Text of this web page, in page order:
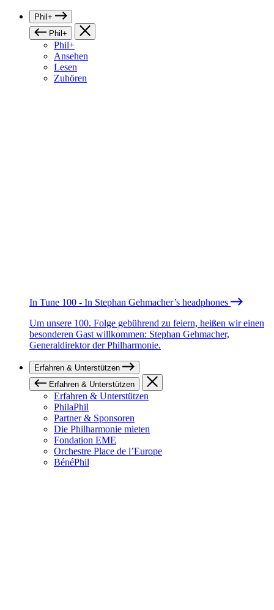
Phil+
Phil+
Phil+
Ansehen
Lesen
Zuhören
In Tune 100 - In Stephan Gehmacher’s headphones
Um unsere 100. Folge gebührend zu feiern, heißen wir einen
besonderen Gast willkommen: Stephan Gehmacher,
Generaldirektor der Philharmonie.
Erfahren & Unterstützen
Erfahren & Unterstützen
Erfahren & Unterstützen
PhilaPhil
Partner & Sponsoren
Die Philharmonie mieten
Fondation EME
Orchestre Place de l’Europe
BénéPhil